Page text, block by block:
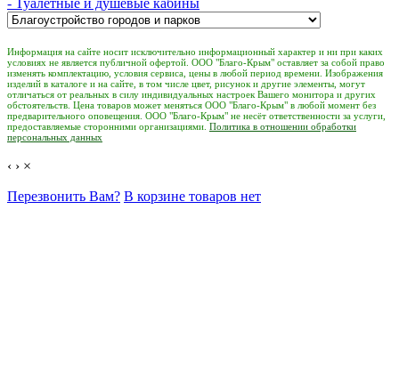
Информация на сайте носит исключительно информационный характер и ни при каких
условиях не является публичной офертой. ООО "Благо-Крым" оставляет за собой право
изменять комплектацию, условия сервиса, цены в любой период времени. Изображения
изделий в каталоге и на сайте, в том числе цвет, рисунок и другие элементы, могут
отличаться от реальных в силу индивидуальных настроек Вашего монитора и других
обстоятельств. Цена товаров может меняться ООО "Благо-Крым" в любой момент без
предварительного оповещения. ООО "Благо-Крым" не несёт ответственности за услуги,
предоставляемые сторонними организациями. Политика в отношении обработки
персональных данных
‹ › ×
Перезвонить Вам? В корзине товаров нет